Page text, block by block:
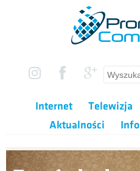
Internet Telewizja
Aktualności